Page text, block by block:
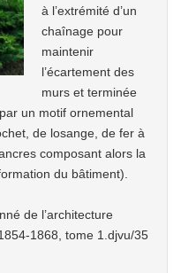
à l’extrémité d’un
chaînage pour
maintenir
l’écartement des
murs et terminée
un motif ornemental
de losange, de fer à
composant alors la
du bâtiment).
de l’architecture
1868, tome 1.djvu/35